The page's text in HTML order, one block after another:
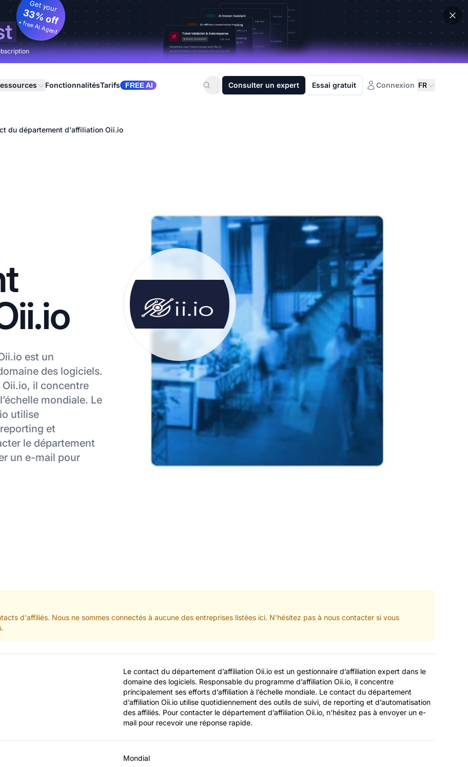
Get your
33% off
+ free AI Agent
FonctionnalitésTarifs FREE AI Consulter un expert Essai gratuit Connexion FR
du département d'affiliation Oii.io
est un
des logiciels.
Oii.io, il concentre
mondiale. Le
utilise
et
le département
un e-mail pour
d'affiliés. Nous ne sommes connectés à aucune des entreprises listées ici. N'hésitez pas à nous contacter si vous
Le contact du département d’affiliation Oii.io est un gestionnaire d’affiliation expert dans le
domaine des logiciels. Responsable du programme d’affiliation Oii.io, il concentre
principalement ses efforts d’affiliation à l’échelle mondiale. Le contact du département
d’affiliation Oii.io utilise quotidiennement des outils de suivi, de reporting et d’automatisation
des affiliés. Pour contacter le département d’affiliation Oii.io, n’hésitez pas à envoyer un e-
mail pour recevoir une réponse rapide.
Mondial